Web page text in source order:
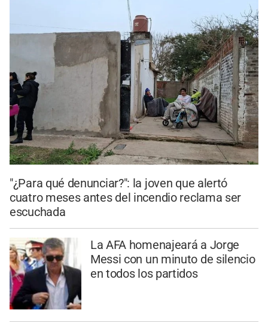
"¿Para qué denunciar?": la joven que alertó
cuatro meses antes del incendio reclama ser
escuchada
La AFA homenajeará a Jorge
Messi con un minuto de silencio
en todos los partidos